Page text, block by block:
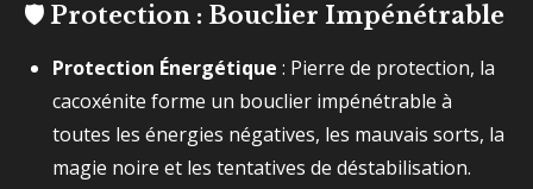
🛡️ Protection : Bouclier Impénétrable
Protection Énergétique : Pierre de protection, la
cacoxénite forme un bouclier impénétrable à
toutes les énergies négatives, les mauvais sorts, la
magie noire et les tentatives de déstabilisation.